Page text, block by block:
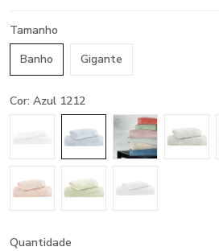
Tamanho
Banho
Gigante
Cor: Azul 1212
Quantidade